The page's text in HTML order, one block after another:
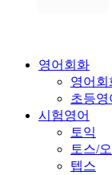
영어회화
영어회
초등영
시험영어
토익
토스/
텝스